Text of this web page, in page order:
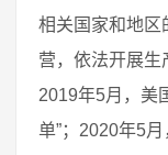
相关国家和地区
营，依法开展生
2019年5月，美
单”；2020年5